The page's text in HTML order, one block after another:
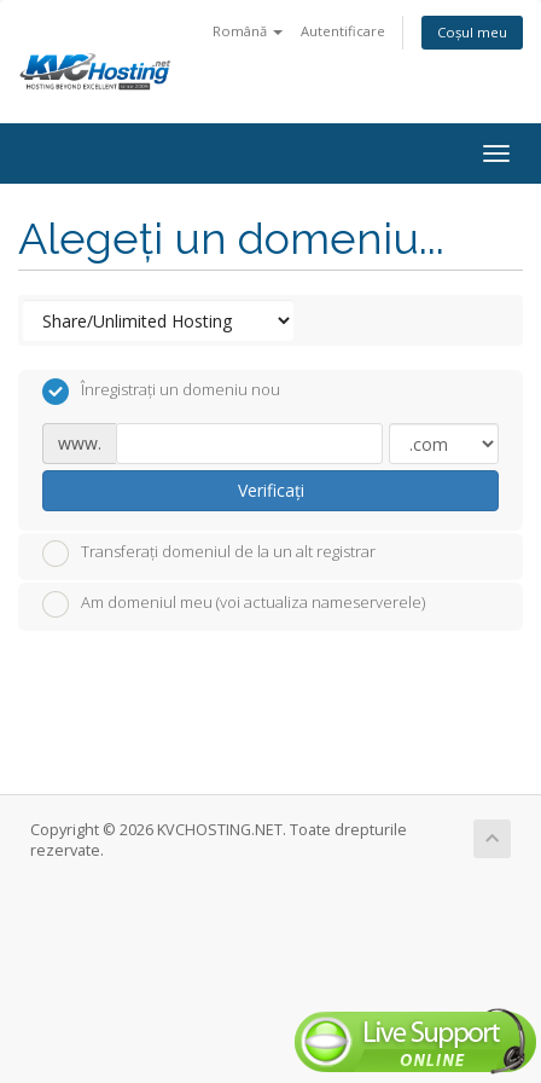
Română Autentificare Coșul meu
Alegeți un domeniu...
Înregistrați un domeniu nou
www.
Verificați
Transferați domeniul de la un alt registrar
Am domeniul meu (voi actualiza nameserverele)
Copyright © 2026 KVCHOSTING.NET. Toate drepturile
rezervate.